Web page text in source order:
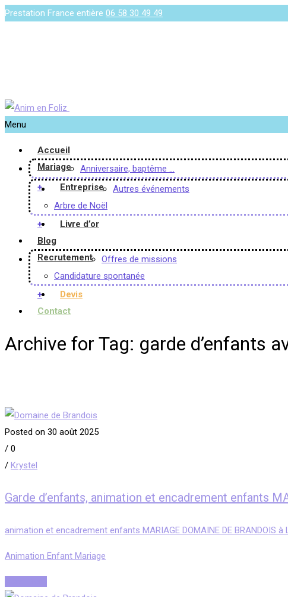
Prestation France entière 06 58 30 49 49
Menu
Accueil
Mariage
Anniversaire, baptême …
+
Entreprise
Autres événements
Arbre de Noël
+
Livre d’or
Blog
Recrutement
Offres de missions
Candidature spontanée
+
Devis
Contact
Archive for Tag: garde d’enfants
Posted on 30 août 2025
/ 0
/ Krystel
Garde d’enfants, animation et encadrement enfants
animation et encadrement enfants MARIAGE DOMAINE DE BRANDOIS à
Animation Enfant Mariage